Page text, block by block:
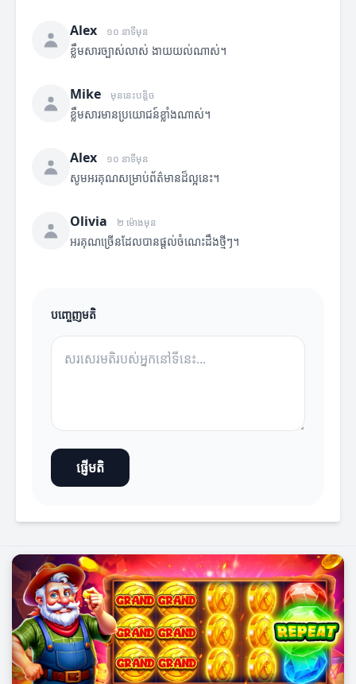
Alex ១០ នាទីមុន
ខ្លឹមសារច្បាស់លាស់ ងាយយល់ណាស់។
Mike មុននេះបន្តិច
ខ្លឹមសារមានប្រយោជន៍ខ្លាំងណាស់។
Alex ១០ នាទីមុន
សូមអរគុណសម្រាប់ព័ត៌មានដ៏ល្អនេះ។
Olivia ២ ម៉ោងមុន
អរគុណច្រើនដែលបានផ្តល់ចំណេះដឹងថ្មីៗ។
បញ្ចេញមតិ
ផ្ញើមតិ